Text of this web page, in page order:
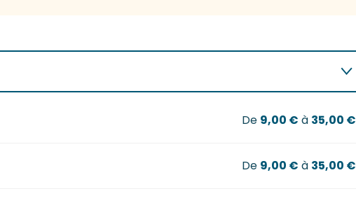
De 9,00 € à 35,00 €
De 9,00 € à 35,00 €